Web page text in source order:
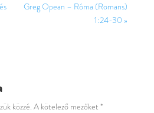
Greg Opean – Róma (Romans)
1:24-30 »
közzé. A kötelező mezőket *